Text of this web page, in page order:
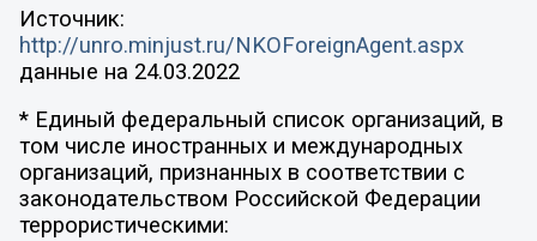
Источник:
http://unro.minjust.ru/NKOForeignAgent.aspx
данные на 24.03.2022
* Единый федеральный список организаций, в
том числе иностранных и международных
организаций, признанных в соответствии с
законодательством Российской Федерации
террористическими: